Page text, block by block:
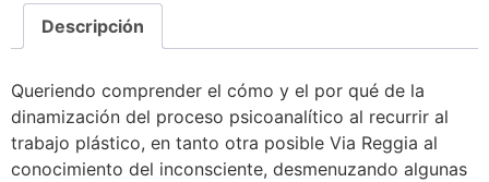
Descripción
Queriendo comprender el cómo y el por qué de la
dinamización del proceso psicoanalítico al recurrir al
trabajo plástico, en tanto otra posible Via Reggia al
conocimiento del inconsciente, desmenuzando algunas